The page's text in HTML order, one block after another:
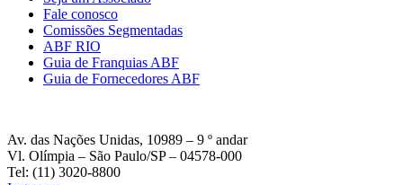
Fale conosco
Comissões Segmentadas
ABF RIO
Guia de Franquias ABF
Guia de Fornecedores ABF
Av. das Nações Unidas, 10989 – 9 º andar
Vl. Olímpia – São Paulo/SP – 04578-000
Tel: (11) 3020-8800